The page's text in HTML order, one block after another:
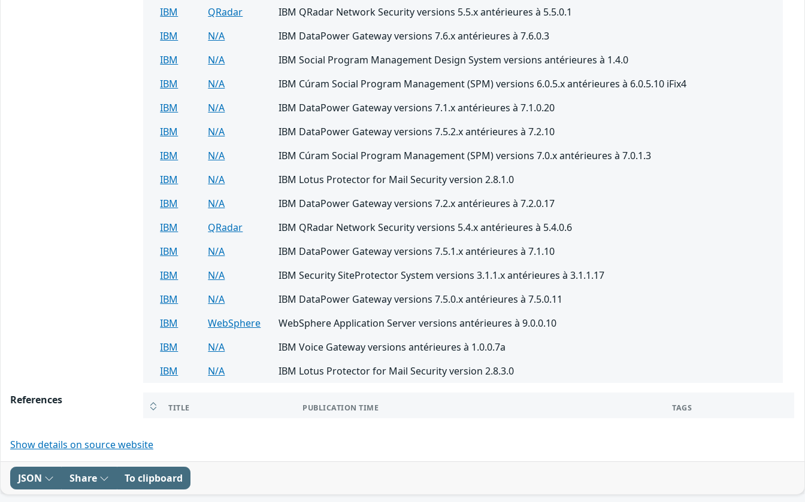
IBM
QRadar
IBM QRadar Network Security versions 5.5.x antérieures à 5.5.0.1
IBM
N/A
IBM DataPower Gateway versions 7.6.x antérieures à 7.6.0.3
IBM
N/A
IBM Social Program Management Design System versions antérieures à 1.4.0
IBM
N/A
IBM Cúram Social Program Management (SPM) versions 6.0.5.x antérieures à 6.0.5.10 iFix4
IBM
N/A
IBM DataPower Gateway versions 7.1.x antérieures à 7.1.0.20
IBM
N/A
IBM DataPower Gateway versions 7.5.2.x antérieures à 7.2.10
IBM
N/A
IBM Cúram Social Program Management (SPM) versions 7.0.x antérieures à 7.0.1.3
IBM
N/A
IBM Lotus Protector for Mail Security version 2.8.1.0
IBM
N/A
IBM DataPower Gateway versions 7.2.x antérieures à 7.2.0.17
IBM
QRadar
IBM QRadar Network Security versions 5.4.x antérieures à 5.4.0.6
IBM
N/A
IBM DataPower Gateway versions 7.5.1.x antérieures à 7.1.10
IBM
N/A
IBM Security SiteProtector System versions 3.1.1.x antérieures à 3.1.1.17
IBM
N/A
IBM DataPower Gateway versions 7.5.0.x antérieures à 7.5.0.11
IBM
WebSphere
WebSphere Application Server versions antérieures à 9.0.0.10
IBM
N/A
IBM Voice Gateway versions antérieures à 1.0.0.7a
IBM
N/A IBM Lotus Protector for Mail Security version 2.8.3.0
References
TITLE PUBLICATION TIME TAGS
Show details on source website
JSON Share To clipboard